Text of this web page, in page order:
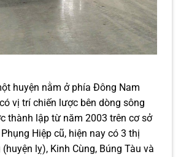
huyện nằm ở phía Đông Nam
vị trí chiến lược bên dòng sông
thành lập từ năm 2003 trên cơ sở
Hiệp cũ, hiện nay có 3 thị
lỵ), Kinh Cùng, Búng Tàu và